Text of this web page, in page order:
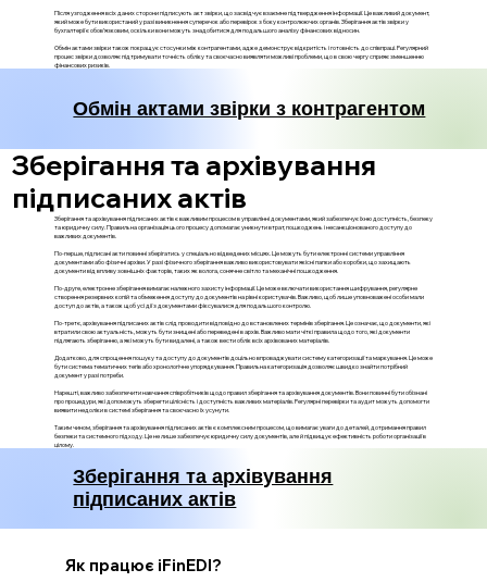
Після узгодження всіх даних сторони підписують акт звірки, що засвідчує взаємне підтвердження інформації. Це важливий документ,
який може бути використаний у разі виникнення суперечок або перевірок з боку контролюючих органів. Зберігання актів звірки у
бухгалтерії є обов’язковим, оскільки вони можуть знадобитися для подальшого аналізу фінансових відносин.
Обмін актами звірки також покращує стосунки між контрагентами, адже демонструє відкритість і готовність до співпраці. Регулярний
процес звірки дозволяє підтримувати точність обліку та своєчасно виявляти можливі проблеми, що в свою чергу сприяє зменшенню
фінансових ризиків.
Обмін актами звірки з контрагентом
Зберігання та архівування
підписаних актів
Зберігання та архівування підписаних актів є важливим процесом в управлінні документами, який забезпечує їхню доступність, безпеку
та юридичну силу. Правильна організація цього процесу допомагає уникнути втрат, пошкоджень і несанкціонованого доступу до
важливих документів.
По-перше, підписані акти повинні зберігатись у спеціально відведених місцях. Це можуть бути електронні системи управління
документами або фізичні архіви. У разі фізичного зберігання важливо використовувати якісні папки або коробки, що захищають
документи від впливу зовнішніх факторів, таких як волога, сонячне світло та механічні пошкодження.
По-друге, електронне зберігання вимагає належного захисту інформації. Це може включати використання шифрування, регулярне
створення резервних копій та обмеження доступу до документів на рівні користувачів. Важливо, щоб лише уповноважені особи мали
доступ до актів, а також щоб усі дії з документами фіксувалися для подальшого контролю.
По-третє, архівування підписаних актів слід проводити відповідно до встановлених термінів зберігання. Це означає, що документи, які
втратили свою актуальність, можуть бути знищені або переведені в архів. Важливо мати чіткі правила щодо того, які документи
підлягають зберіганню, а які можуть бути видалені, а також вести облік всіх архівованих матеріалів.
Додатково, для спрощення пошуку та доступу до документів доцільно впроваджувати систему категоризації та маркування. Це може
бути система тематичних тегів або хронологічне упорядкування. Правильна категоризація дозволяє швидко знайти потрібний
документ у разі потреби.
Нарешті, важливо забезпечити навчання співробітників щодо правил зберігання та архівування документів. Вони повинні бути обізнані
про процедури, які допоможуть зберегти цілісність і доступність важливих матеріалів. Регулярні перевірки та аудит можуть допомогти
виявити недоліки в системі зберігання та своєчасно їх усунути.
Таким чином, зберігання та архівування підписаних актів є комплексним процесом, що вимагає уваги до деталей, дотримання правил
безпеки та системного підходу. Це не лише забезпечує юридичну силу документів, але й підвищує ефективність роботи організації в
цілому.
Зберігання та архівування
підписаних актів
Як працює iFinEDI?